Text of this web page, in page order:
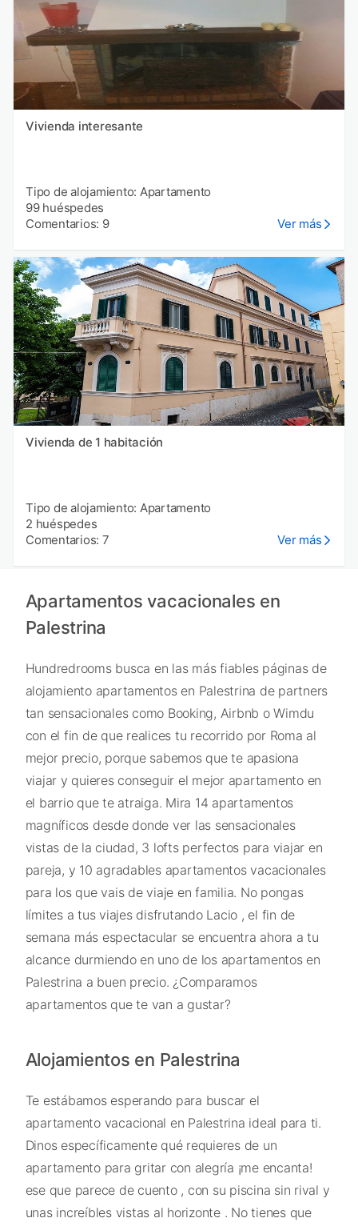
Vivienda interesante
Tipo de alojamiento: Apartamento
99 huéspedes
Comentarios: 9
Ver más
Vivienda de 1 habitación
Tipo de alojamiento: Apartamento
2 huéspedes
Comentarios: 7
Ver más
Apartamentos vacacionales en
Palestrina
Hundredrooms busca en las más fiables páginas de
alojamiento apartamentos en Palestrina de partners
tan sensacionales como Booking, Airbnb o Wimdu
con el fin de que realices tu recorrido por Roma al
mejor precio, porque sabemos que te apasiona
viajar y quieres conseguir el mejor apartamento en
el barrio que te atraiga. Mira 14 apartamentos
magníficos desde donde ver las sensacionales
vistas de la ciudad, 3 lofts perfectos para viajar en
pareja, y 10 agradables apartamentos vacacionales
para los que vais de viaje en familia. No pongas
límites a tus viajes disfrutando Lacio , el fin de
semana más espectacular se encuentra ahora a tu
alcance durmiendo en uno de los apartamentos en
Palestrina a buen precio. ¿Comparamos
apartamentos que te van a gustar?
Alojamientos en Palestrina
Te estábamos esperando para buscar el
apartamento vacacional en Palestrina ideal para ti.
Dinos específicamente qué requieres de un
apartamento para gritar con alegría ¡me encanta!
ese que parece de cuento , con su piscina sin rival y
unas increíbles vistas al horizonte . No tienes que